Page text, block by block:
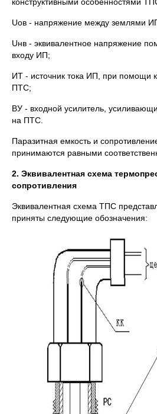
Uов - напряжение между землями
Uнв - эквивалентное напряжение
входу ИП;
ИТ - источник тока ИП, при помощи
ПТС;
ВУ - входной усилитель,
на ПТС.
Паразитная емкость и
принимаются равными
2. Эквивалентная схема
сопротивления
Эквивалентная схема ТПС
приняты следующие обозначения: